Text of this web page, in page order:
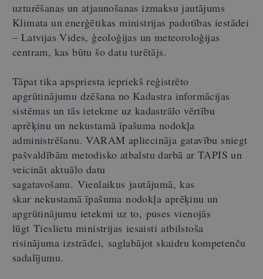
uzturēšanas un atjaunošanas izmaksu jautājums
Klimata un enerģētikas ministrijas padotības iestādei
– Latvijas Vides, ģeoloģijas un meteoroloģijas
centram, kas būtu šo datu turētājs.
Tāpat tika apspriesta iepriekš reģistrēto
apgrūtinājumu dzēšana no Kadastra informācijas
sistēmas un tās ietekme uz kadastrālo vērtību
aprēķinu un nekustamā īpašuma nodokļa
administrēšanu. VARAM apliecināja gatavību sniegt
pašvaldībām metodisko atbalstu darbā ar TAPIS un
veicināt aktuālo datu
sagatavošanu. Vienlaikus jautājumā, kas
skar nekustamā īpašuma nodokļa aprēķinu un
apgrūtinājumu ietekmi uz to, puses vienojās
lūgt Tieslietu ministrijas iesaisti atbilstoša
risinājuma izstrādei, saglabājot skaidru kompetenču
sadalījumu.